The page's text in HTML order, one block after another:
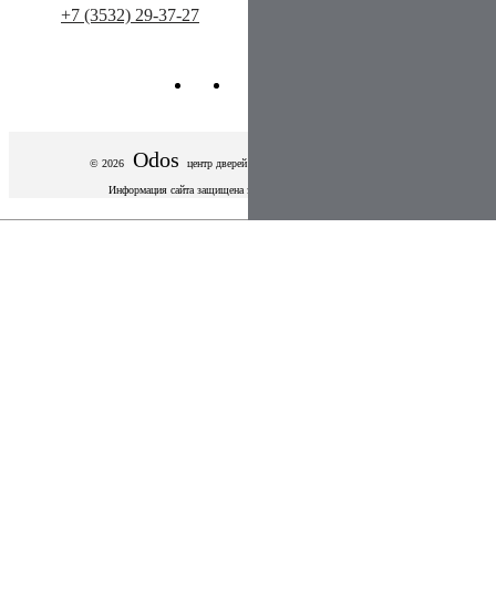
+7 (3532) 29-37-27
© 2026 Odos центр дверей
Информация сайта защищена законом об авторских правах